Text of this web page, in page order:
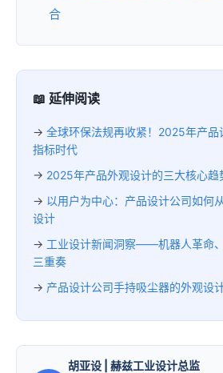
合
📖 延伸阅读
→ 全球环保法规再收紧！2025年产品
指标时代
→ 2025年产品外观设计的三大核心趋
→ 以用户为中心：产品设计公司如何
设计
→ 工业设计新闻洞察——机器人革命
三重奏
→ 产品设计公司手持吸尘器的外观设
胡亚设 | 赫兹工业设计总监